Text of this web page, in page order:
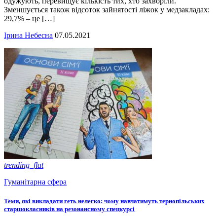
Зменшується також відсоток зайнятості ліжок у медзакладах:
29,7% – це […]
Ірина Небесна 07.05.2021
trending_flat
Гуманітарна сфера
Теми, які викладати геть нелегко: чому навчатимуть тернопільських
старшокласників на резонансному спецкурсі